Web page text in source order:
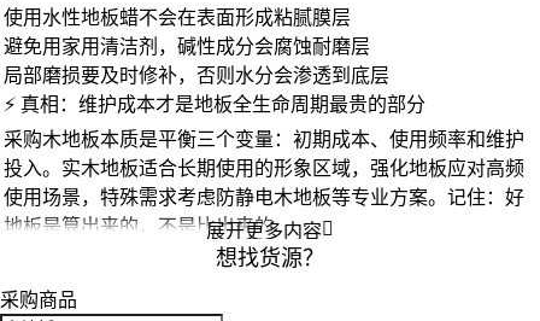
使用水性地板蜡不会在表面形成粘腻膜层
避免用家用清洁剂，碱性成分会腐蚀耐磨层
局部磨损要及时修补，否则水分会渗透到底层
⚡ 真相：维护成本才是地板全生命周期最贵的部分
采购木地板本质是平衡三个变量：初期成本、使用频率和维护
投入。 实木地板适合长期使用的形象区域， 强化地板应对高频
使用场景，特殊需求考虑 防静电木地板等专业方案。记住：好
地板是算出来的，不是比出来的。
展开更多内容
想找货源？
采购商品